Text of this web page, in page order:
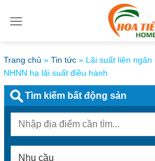
qua
Trang chủ » Tin tức » Lãi suất liên
NHNN hạ lãi suất điều hành
Tìm kiếm bất động sản